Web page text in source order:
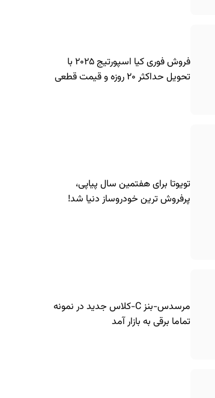
فروش فوری کیا اسپورتیج ۲۰۲۵ با
تحویل حداکثر ۲۰ روزه و قیمت قطعی
تویوتا برای هفتمین سال پیاپی،
پرفروش ترین خودروساز دنیا شد!
مرسدس-بنز C-کلاس جدید در نمونه
تماما برقی به بازار آمد